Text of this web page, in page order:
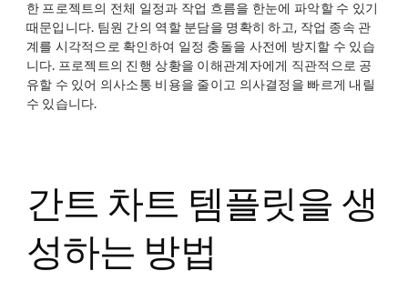
한 프로젝트의 전체 일정과 작업 흐름을 한눈에 파악할 수 있기
때문입니다. 팀원 간의 역할 분담을 명확히 하고, 작업 종속 관
계를 시각적으로 확인하여 일정 충돌을 사전에 방지할 수 있습
니다. 프로젝트의 진행 상황을 이해관계자에게 직관적으로 공
유할 수 있어 의사소통 비용을 줄이고 의사결정을 빠르게 내릴
수 있습니다.
간트 차트 템플릿을 생
성하는 방법